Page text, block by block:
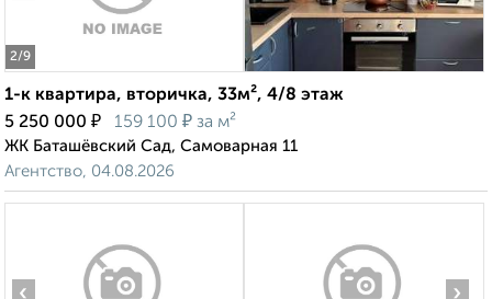
2/9
1-к квартира, вторичка, 33м², 4/8 этаж
5 250 000 ₽ 159 100 ₽ за м²
ЖК Баташёвский Сад, Самоварная 11
Агентство, 04.08.2026
‹ ›